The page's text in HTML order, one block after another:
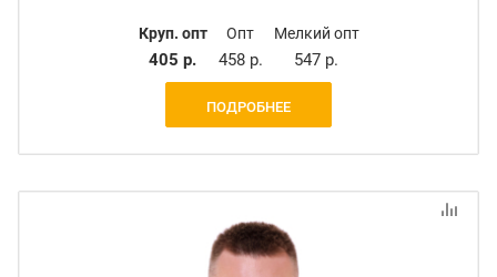
Круп. опт
405 р.
Опт
458 р.
Мелкий опт
547 р.
ПОДРОБНЕЕ